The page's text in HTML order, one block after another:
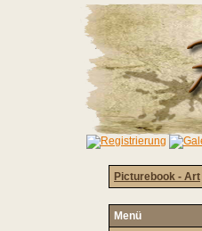
Picturebook - Art
Menü